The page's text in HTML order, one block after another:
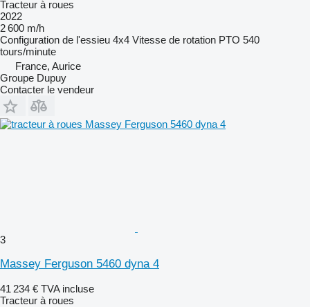
Tracteur à roues
2022
2 600 m/h
Configuration de l'essieu 4x4 Vitesse de rotation PTO 540
tours/minute
France, Aurice
Groupe Dupuy
Contacter le vendeur
3
Massey Ferguson 5460 dyna 4
41 234 € TVA incluse
Tracteur à roues